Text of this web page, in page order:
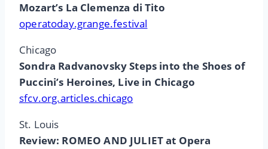
Mozart’s La Clemenza di Tito
operatoday.grange.festival
Chicago
Sondra Radvanovsky Steps into the Shoes of
Puccini’s Heroines, Live in Chicago
sfcv.org.articles.chicago
St. Louis
Review: ROMEO AND JULIET at Opera